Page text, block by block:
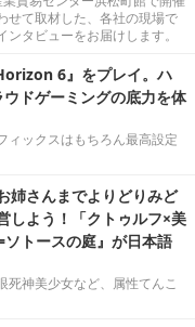
せて取材した、各社の現場で
タビューをお届けします。
6』をプレイ。ハ
ドゲーミングの底力を体
ィックスはもちろん最高設定
姉さんまでよりどりみど
しよう！「クトゥルフ×美
トースの庭』が日本語
死神美少女など、属性てんこ